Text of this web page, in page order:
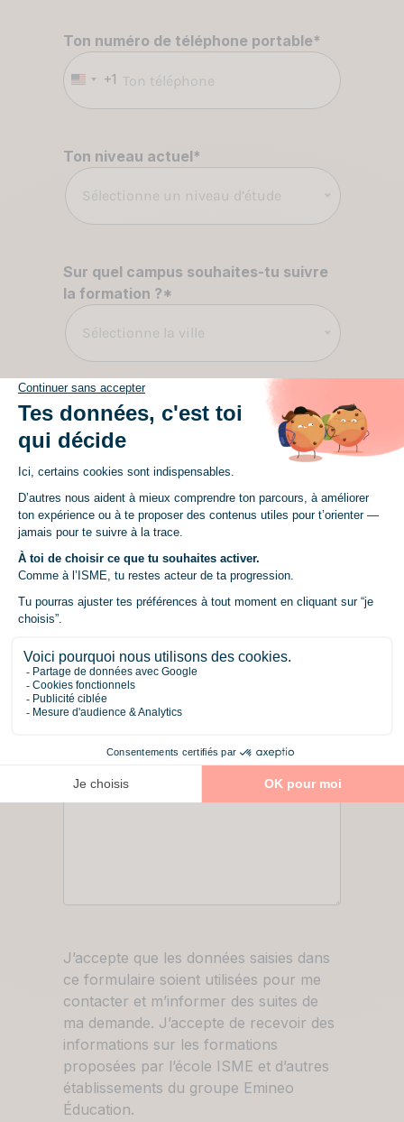
Ton numéro de téléphone portable*
États-
Unis
+1
Ton niveau actuel*
Sélectionne un niveau d’étude
Sur quel campus souhaites-tu suivre
la formation ?*
Sélectionne la ville
Quelle filière ?*
Sélectionne une filière
Formation*
Sélectionne une formation
recherche ?
RGPD
J’accepte que les données saisies dans
ce formulaire soient utilisées pour me
contacter et m’informer des suites de
ma demande. J’accepte de recevoir des
informations sur les formations
proposées par l’école ISME et d’autres
établissements du groupe Emineo
Éducation.